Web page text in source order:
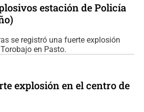
estación de Policía
se registró una fuerte explosión
en Pasto.
explosión en el centro de